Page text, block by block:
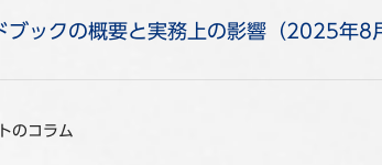
ブックの概要と実務上の影響（2025
のコラム